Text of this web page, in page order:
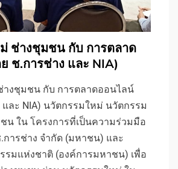
ช่างชุมชน กับ การตลาด
ช.การช่าง และ NIA)
างชุมชน กับ การตลาดออนไลน์
และ NIA) นวัตกรรมใหม่ นวัตกรรม
น ใน โครงการที่เป็นความร่วมมือ
ารช่าง จำกัด (มหาชน) และ
รมแห่งชาติ (องค์การมหาชน) เพื่อ